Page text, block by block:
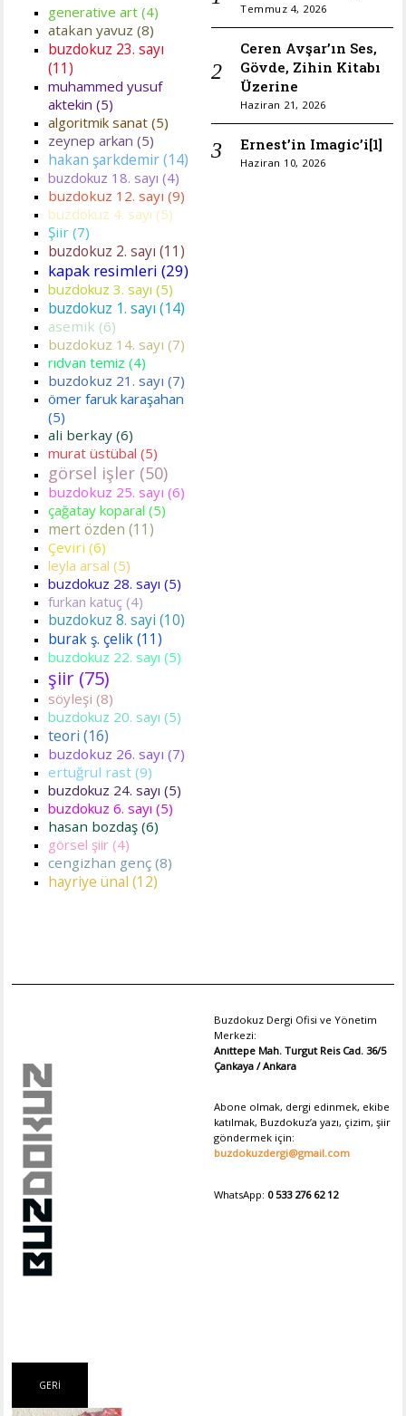
Temmuz 4, 2026
Ceren Avşar’ın Ses,
Gövde, Zihin Kitabı
Üzerine
Haziran 21, 2026
Ernest’in Imagic’i[1]
Haziran 10, 2026
generative art (4)
atakan yavuz (8)
buzdokuz 23. sayı
(11)
muhammed yusuf
aktekin (5)
algoritmik sanat (5)
zeynep arkan (5)
hakan şarkdemir (14)
buzdokuz 18. sayı (4)
buzdokuz 12. sayı (9)
buzdokuz 4. sayı (5)
Şiir (7)
buzdokuz 2. sayı (11)
kapak resimleri (29)
buzdokuz 3. sayı (5)
buzdokuz 1. sayı (14)
asemik (6)
buzdokuz 14. sayı (7)
rıdvan temiz (4)
buzdokuz 21. sayı (7)
ömer faruk karaşahan
(5)
ali berkay (6)
murat üstübal (5)
görsel işler (50)
buzdokuz 25. sayı (6)
çağatay koparal (5)
mert özden (11)
Çeviri (6)
leyla arsal (5)
buzdokuz 28. sayı (5)
furkan katuç (4)
buzdokuz 8. sayi (10)
burak ş. çelik (11)
buzdokuz 22. sayı (5)
şiir (75)
söyleşi (8)
buzdokuz 20. sayı (5)
teori (16)
buzdokuz 26. sayı (7)
ertuğrul rast (9)
buzdokuz 24. sayı (5)
buzdokuz 6. sayı (5)
hasan bozdaş (6)
görsel şiir (4)
cengizhan genç (8)
hayriye ünal (12)
Buzdokuz Dergi Ofisi ve Yönetim
Merkezi:
Anıttepe Mah. Turgut Reis Cad. 36/5
Çankaya / Ankara
Abone olmak, dergi edinmek, ekibe
katılmak, Buzdokuz’a yazı, çizim, şiir
göndermek için:
buzdokuzdergi@gmail.com
WhatsApp: 0 533 276 62 12